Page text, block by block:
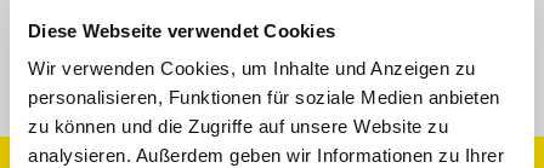
Diese Webseite verwendet Cookies
Wir verwenden Cookies, um Inhalte und Anzeigen zu
personalisieren, Funktionen für soziale Medien anbieten
zu können und die Zugriffe auf unsere Website zu
analysieren. Außerdem geben wir Informationen zu Ihrer
Artikel Nr.